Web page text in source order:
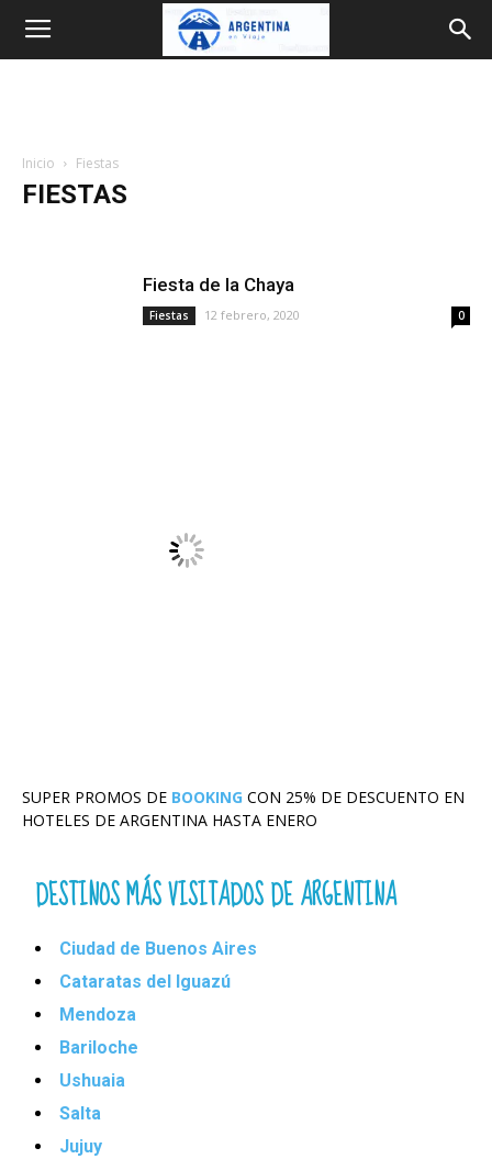
Argentina
Viaje
Inicio Fiestas
FIESTAS
Parques Nacionales Planificar
Rutas Transporte Travel guides
Fiesta de la Chaya
Fiestas 12 febrero, 2020 0
SUPER PROMOS DE BOOKING CON 25% DE DESCUENTO EN
HOTELES DE ARGENTINA HASTA ENERO
DESTINOS MÁS VISITADOS DE ARGENTINA
Ciudad de Buenos Aires
Cataratas del Iguazú
Mendoza
Bariloche
Ushuaia
Salta
Jujuy